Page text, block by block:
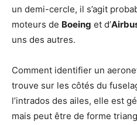
un demi-cercle, il s’agit
moteurs de Boeing et d’
uns des autres.
Comment identifier un
trouve sur les côtés du
l’intrados des ailes, elle est
mais peut être de forme